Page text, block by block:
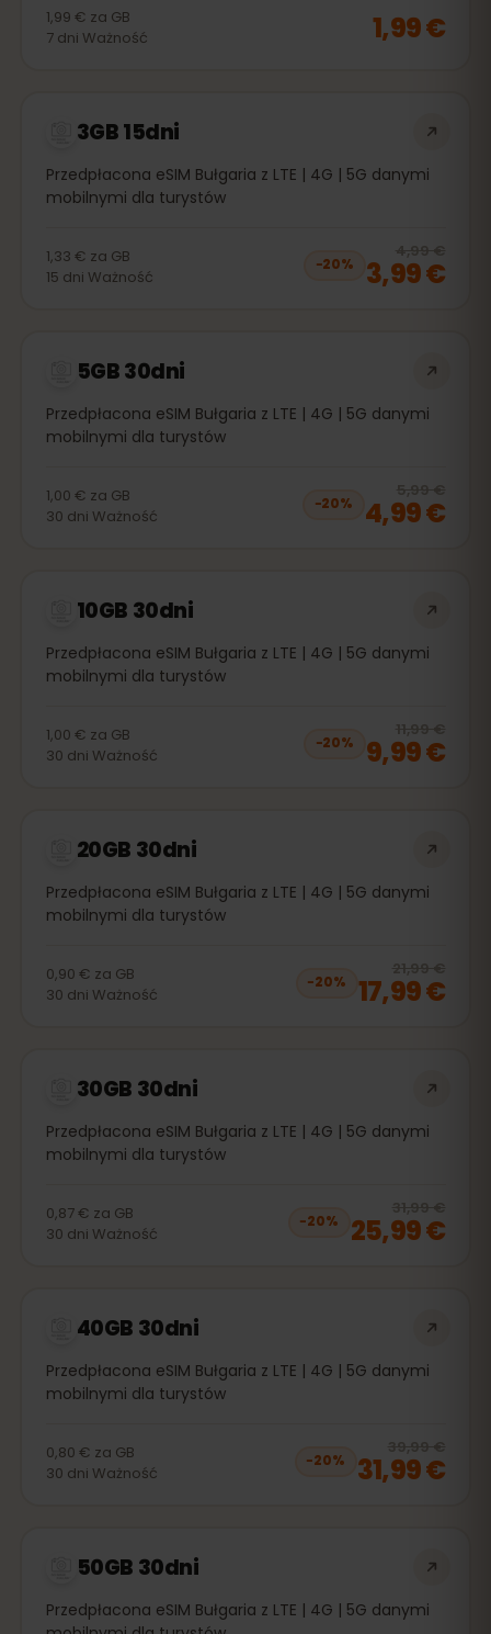
1,99 € za GB
7 dni Ważność 1,99 €
3GB 15dni
Przedpłacona eSIM Bułgaria z LTE | 4G | 5G danymi
mobilnymi dla turystów
1,33 € za GB
15 dni Ważność
−20%
4,99 €
3,99 €
5GB 30dni
Przedpłacona eSIM Bułgaria z LTE | 4G | 5G danymi
mobilnymi dla turystów
1,00 € za GB
30 dni Ważność
−20%
5,99 €
4,99 €
10GB 30dni
Przedpłacona eSIM Bułgaria z LTE | 4G | 5G danymi
mobilnymi dla turystów
1,00 € za GB
30 dni Ważność
−20%
11,99 €
9,99 €
20GB 30dni
Przedpłacona eSIM Bułgaria z LTE | 4G | 5G danymi
mobilnymi dla turystów
0,90 € za GB
30 dni Ważność
−20%
21,99 €
17,99 €
30GB 30dni
Przedpłacona eSIM Bułgaria z LTE | 4G | 5G danymi
mobilnymi dla turystów
0,87 € za GB
30 dni Ważność
−20%
31,99 €
25,99 €
40GB 30dni
Przedpłacona eSIM Bułgaria z LTE | 4G | 5G danymi
mobilnymi dla turystów
0,80 € za GB
30 dni Ważność
−20%
39,99 €
31,99 €
50GB 30dni
Przedpłacona eSIM Bułgaria z LTE | 4G | 5G danymi